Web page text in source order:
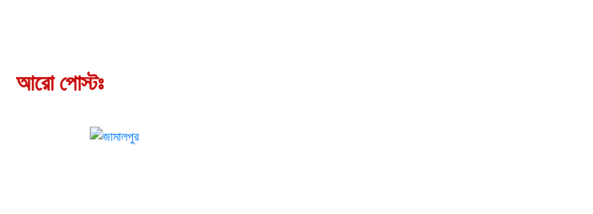
আরো পোস্টঃ